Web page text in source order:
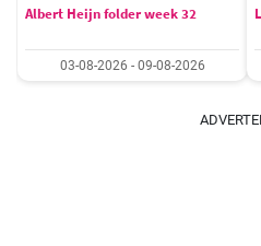
Albert Heijn folder week 32
03-08-2026 - 09-08-2026